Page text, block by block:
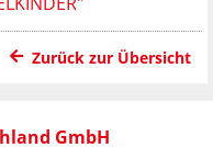
Zurück zur Übersicht
GmbH